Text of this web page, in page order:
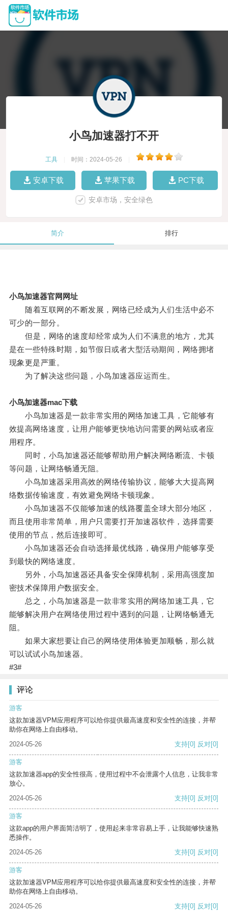
小鸟加速器打不开
工具 时间：2024-05-26
安卓下载 苹果下载 PC下载
安卓市场，安全绿色
简介 排行
小鸟加速器官网网址
随着互联网的不断发展，网络已经成为人们生活中必不
可少的一部分。
但是，网络的速度却经常成为人们不满意的地方，尤其
是在一些特殊时期，如节假日或者大型活动期间，网络拥堵
现象更是严重。
为了解决这些问题，小鸟加速器应运而生。
小鸟加速器mac下载
小鸟加速器是一款非常实用的网络加速工具，它能够有
效提高网络速度，让用户能够更快地访问需要的网站或者应
用程序。
同时，小鸟加速器还能够帮助用户解决网络断流、卡顿
等问题，让网络畅通无阻。
小鸟加速器采用高效的网络传输协议，能够大大提高网
络数据传输速度，有效避免网络卡顿现象。
小鸟加速器不仅能够加速的线路覆盖全球大部分地区，
而且使用非常简单，用户只需要打开加速器软件，选择需要
使用的节点，然后连接即可。
小鸟加速器还会自动选择最优线路，确保用户能够享受
到最快的网络速度。
另外，小鸟加速器还具备安全保障机制，采用高强度加
密技术保障用户数据安全。
总之，小鸟加速器是一款非常实用的网络加速工具，它
能够解决用户在网络使用过程中遇到的问题，让网络畅通无
阻。
如果大家想要让自己的网络使用体验更加顺畅，那么就
可以试试小鸟加速器。
#3#
评论
游客
这款加速器VPM应用程序可以给你提供最高速度和安全性的连接，并帮
助你在网络上自由移动。
2024-05-26
支持[0] 反对[0]
游客
这款加速器app的安全性很高，使用过程中不会泄露个人信息，让我非常
放心。
2024-05-26
支持[0] 反对[0]
游客
这款app的用户界面简洁明了，使用起来非常容易上手，让我能够快速熟
悉操作。
2024-05-26
支持[0] 反对[0]
游客
这款加速器VPM应用程序可以给你提供最高速度和安全性的连接，并帮
助你在网络上自由移动。
2024-05-26
支持[0] 反对[0]